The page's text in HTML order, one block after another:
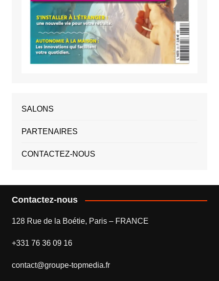
SALONS
PARTENAIRES
CONTACTEZ-NOUS
Contactez-nous
128 Rue de la Boétie, Paris – FRANCE
+331 76 36 09 16
contact@groupe-topmedia.fr